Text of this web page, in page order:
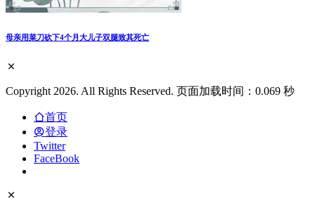
母亲用菜刀砍下4个月大儿子双腿致其死亡
Copyright 2026. All Rights Reserved. 页面加载时间：0.069 秒
首页
登录
Twitter
FaceBook